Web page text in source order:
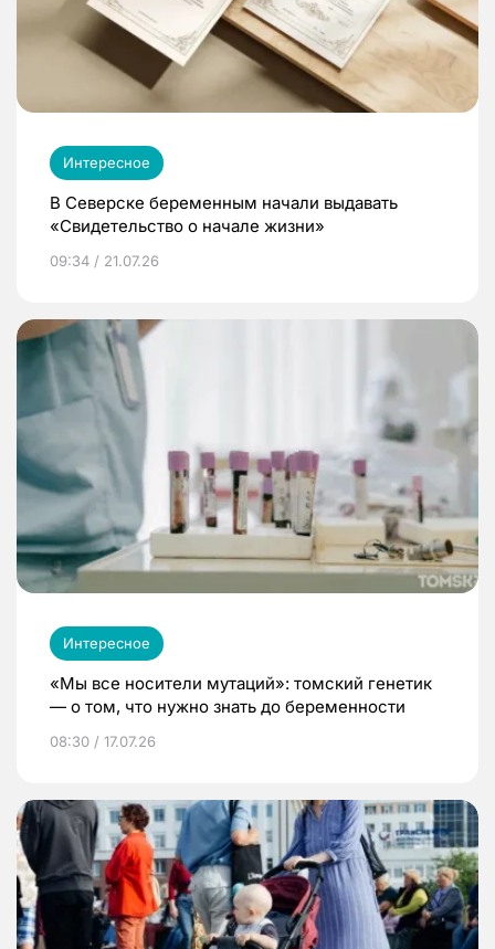
Интересное
В Северске беременным начали выдавать
«Свидетельство о начале жизни»
09:34 / 21.07.26
Интересное
«Мы все носители мутаций»: томский генетик
— о том, что нужно знать до беременности
08:30 / 17.07.26